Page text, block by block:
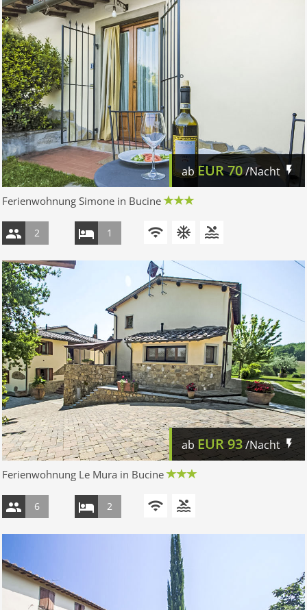
ab EUR70/Nacht
Ferienwohnung Simone in Bucine
2 1
ab EUR93/Nacht
Ferienwohnung Le Mura in Bucine
6 2